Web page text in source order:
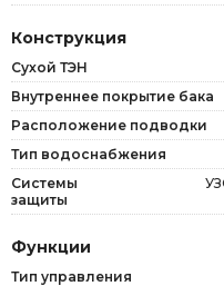
Конструкция
Сухой ТЭН
Внутреннее покрытие бака
Расположение подводки
Тип водоснабжения
Системы
защиты
Функции
Тип управления